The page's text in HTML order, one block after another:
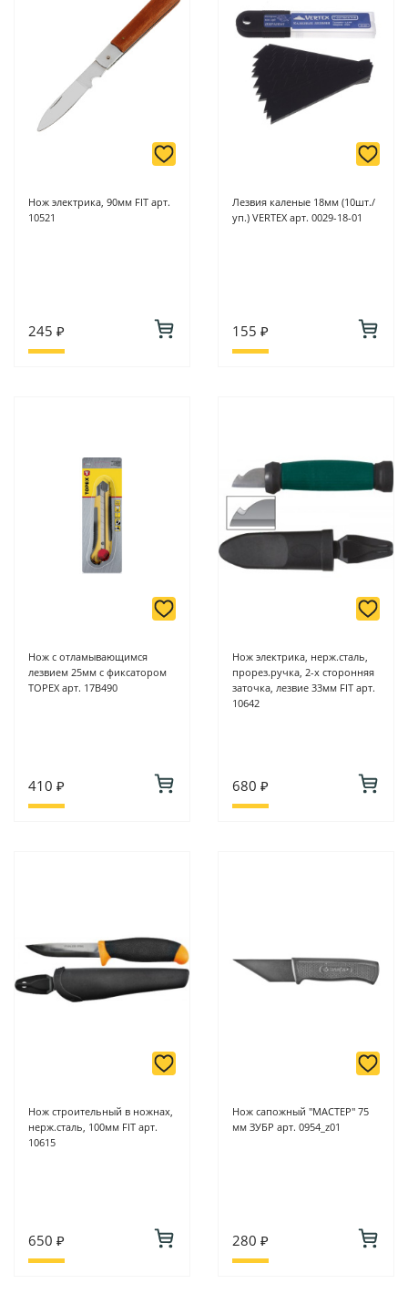
Нож электрика, 90мм FIT арт.
10521
245 ₽
Лезвия каленые 18мм (10шт./
уп.) VERTEX арт. 0029-18-01
155 ₽
Нож с отламывающимся
лезвием 25мм с фиксатором
TOPEX арт. 17B490
410 ₽
Нож электрика, нерж.сталь,
прорез.ручка, 2-х сторонняя
заточка, лезвие 33мм FIT арт.
10642
680 ₽
Нож строительный в ножнах,
нерж.сталь, 100мм FIT арт.
10615
650 ₽
Нож сапожный "МАСТЕР" 75
мм ЗУБР арт. 0954_z01
280 ₽